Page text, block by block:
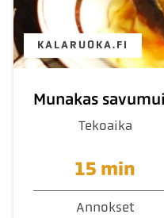
KALARUOKA.FI
Munakas
Tekoaika
15 min
Annokset